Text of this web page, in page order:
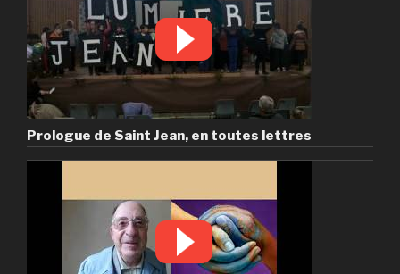
Prologue de Saint Jean, en toutes lettres